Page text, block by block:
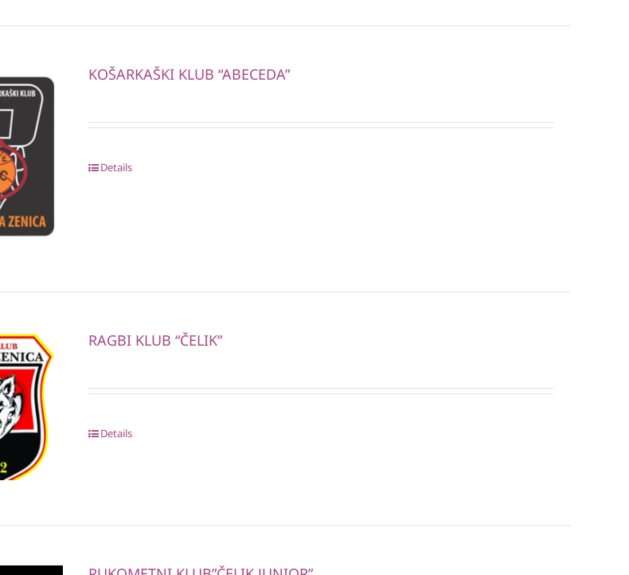
KOŠARKAŠKI KLUB “ABECEDA”
Details
RAGBI KLUB “ČELIK”
Details